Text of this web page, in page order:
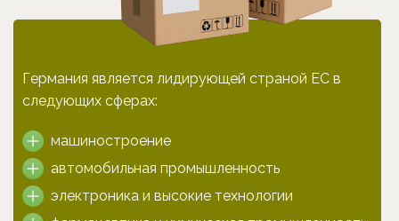
Германия является лидирующей страной ЕС в
следующих сферах:
машиностроение
автомобильная промышленность
электроника и высокие технологии